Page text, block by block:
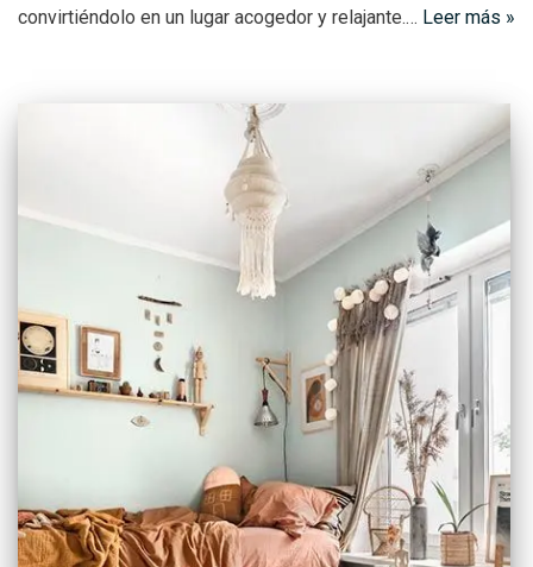
convirtiéndolo en un lugar acogedor y relajante.… Leer más »